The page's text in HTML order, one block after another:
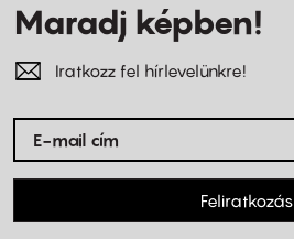
Maradj képben!
Iratkozz fel hírlevelünkre!
Feliratkozás